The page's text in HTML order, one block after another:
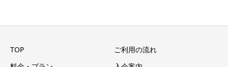
TOP
ご利用の流れ